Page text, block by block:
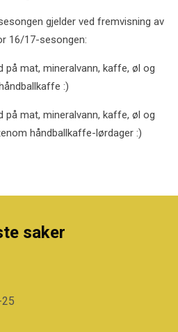
gjelder ved fremvisning av
16/17-sesongen:
på mat, mineralvann, kaffe, øl og
:)
på mat, mineralvann, kaffe, øl og
håndballkaffe-lørdager :)
saker